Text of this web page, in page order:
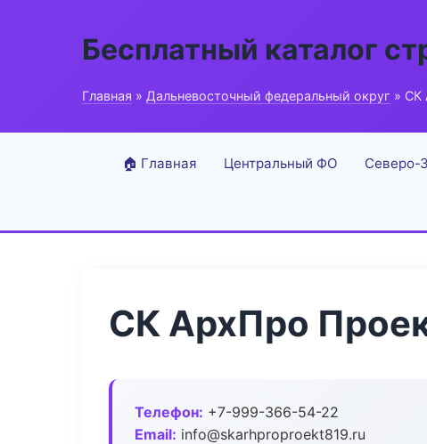
Бесплатный каталог
Главная » Дальневосточный федеральный округ » СК
🏠 Главная Центральный ФО Северо-
СК АрхПро
Телефон: +7-999-366-54-22
Email: info@skarhproproekt819.ru